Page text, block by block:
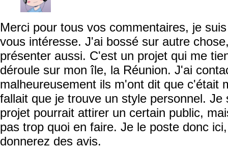
Merci pour tous vos commentaires, je
vous intéresse. J'ai bossé sur autre
présenter aussi. C'est un projet qui me
déroule sur mon île, la Réunion. J'ai
malheureusement ils m'ont dit que c'était
fallait que je trouve un style personnel. Je
projet pourrait attirer un certain public,
pas trop quoi en faire. Je le poste donc
donnerez des avis.